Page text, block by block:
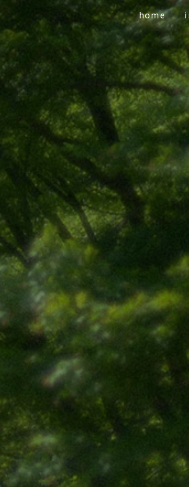
home